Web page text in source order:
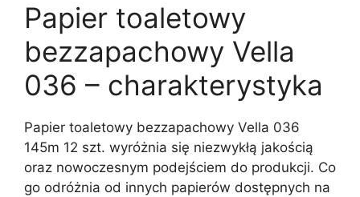
Papier toaletowy
bezzapachowy Vella
036 – charakterystyka
Papier toaletowy bezzapachowy Vella 036
145m 12 szt. wyróżnia się niezwykłą jakością
oraz nowoczesnym podejściem do produkcji. Co
go odróżnia od innych papierów dostępnych na